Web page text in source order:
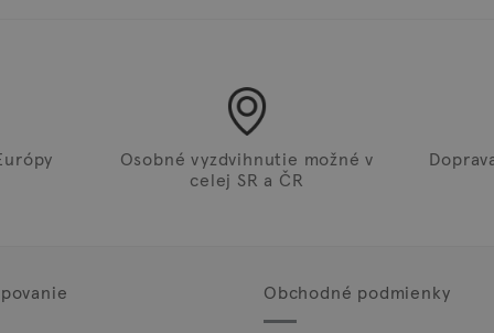
Osobné vyzdvihnutie možné v
celej SR a ČR
Obchodné podmienky